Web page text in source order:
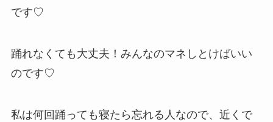
です♡
踊れなくても大丈夫！みんなのマネしとけばいい
のです♡
私は何回踊っても寝たら忘れる人なので、近くで